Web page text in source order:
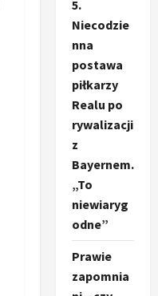
5.
Niecodzie
nna
postawa
piłkarzy
Realu po
rywalizacji
z
Bayernem.
„To
niewiaryg
odne”
Prawie
zapomnia